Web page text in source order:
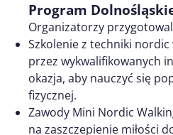
Program
Organizatorzy
Szkolenie z techniki nordic
przez wykwalifikowanych
okazja, aby nauczyć się
fizycznej.
Zawody Mini Nordic
na zaszczepienie miłości